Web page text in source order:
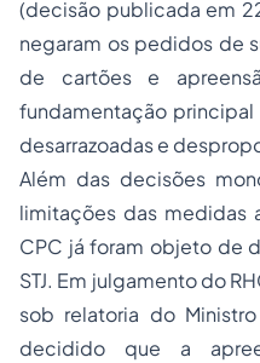
(decisão publicada em
negaram os pedidos de
de cartões e
fundamentação
desarrazoadas e
Além das decisões
limitações das medidas
CPC já foram objeto de
STJ. Em julgamento do
sob relatoria do
decidido que a